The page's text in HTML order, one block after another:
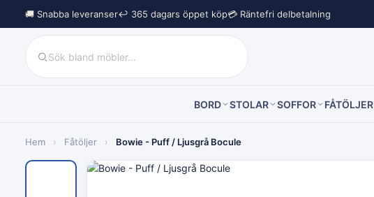
🚚 Snabba leveranser↩︎ 365 dagars öppet köp💳 Räntefri delbetalning
BORD STOLAR SOFFOR FÅTÖLJER
Hem › Fåtöljer › Bowie - Puff / Ljusgrå Bocule